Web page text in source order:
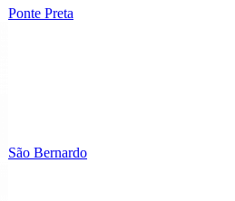
Ponte Preta
São Bernardo